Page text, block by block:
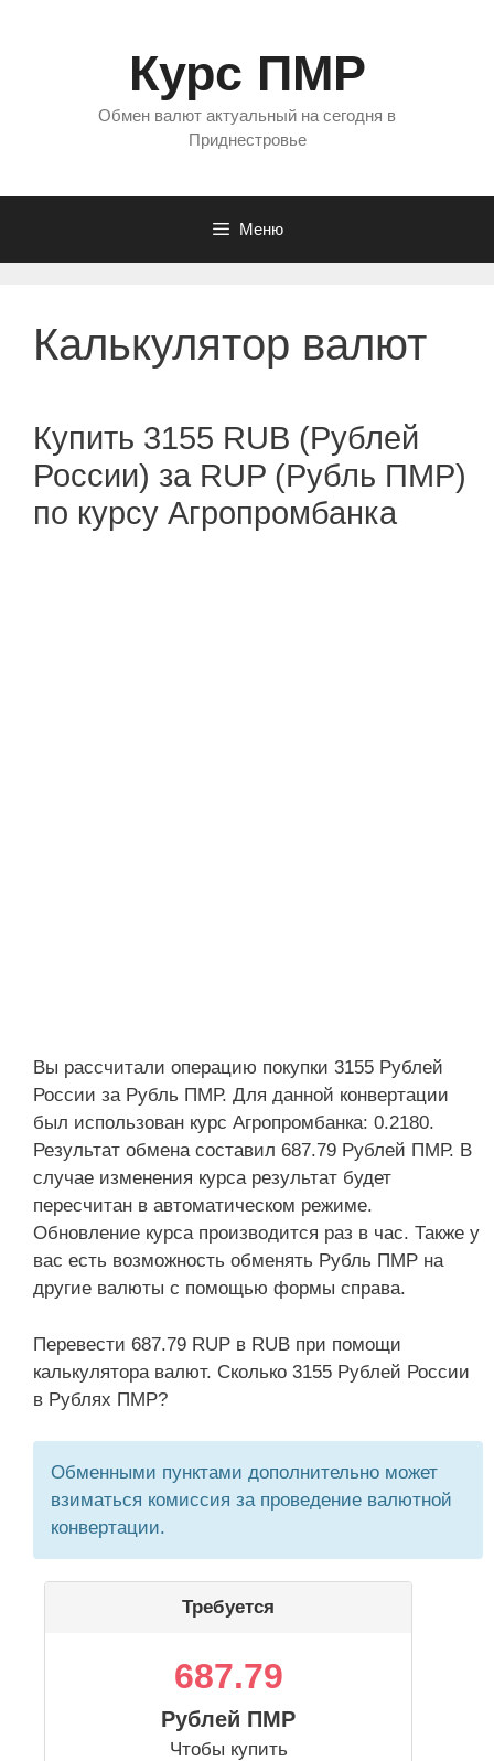
Курс ПМР
Обмен валют актуальный на сегодня в
Приднестровье
Меню
Калькулятор валют
Купить 3155 RUB (Рублей
России) за RUP (Рубль ПМР)
по курсу Агропромбанка
Вы рассчитали операцию покупки 3155 Рублей
России за Рубль ПМР. Для данной конвертации
был использован курс Агропромбанка: 0.2180.
Результат обмена составил 687.79 Рублей ПМР. В
случае изменения курса результат будет
пересчитан в автоматическом режиме.
Обновление курса производится раз в час. Также у
вас есть возможность обменять Рубль ПМР на
другие валюты с помощью формы справа.
Перевести 687.79 RUP в RUB при помощи
калькулятора валют. Сколько 3155 Рублей России
в Рублях ПМР?
Обменными пунктами дополнительно может
взиматься комиссия за проведение валютной
конвертации.
Требуется
687.79
Рублей ПМР
Чтобы купить